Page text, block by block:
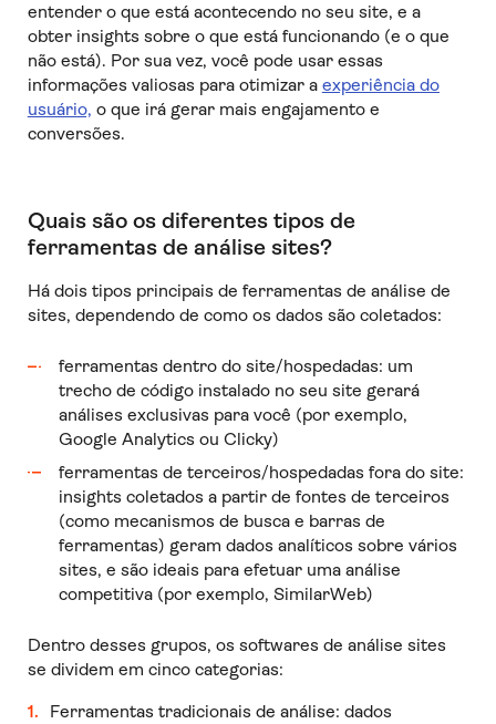
entender o que está acontecendo no seu site, e a
obter insights sobre o que está funcionando (e o que
não está). Por sua vez, você pode usar essas
informações valiosas para otimizar a experiência do
usuário, o que irá gerar mais engajamento e
conversões.
Quais são os diferentes tipos de
ferramentas de análise sites?
Há dois tipos principais de ferramentas de análise de
sites, dependendo de como os dados são coletados:
ferramentas dentro do site/hospedadas: um
trecho de código instalado no seu site gerará
análises exclusivas para você (por exemplo,
Google Analytics ou Clicky)
ferramentas de terceiros/hospedadas fora do site:
insights coletados a partir de fontes de terceiros
(como mecanismos de busca e barras de
ferramentas) geram dados analíticos sobre vários
sites, e são ideais para efetuar uma análise
competitiva (por exemplo, SimilarWeb)
Dentro desses grupos, os softwares de análise sites
se dividem em cinco categorias:
Ferramentas tradicionais de análise: dados